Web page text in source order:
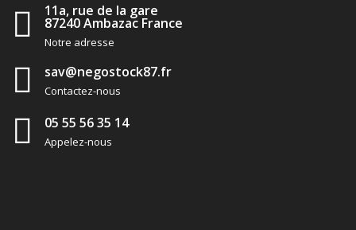
11a, rue de la gare
87240 Ambazac France
Notre adresse
sav@negostock87.fr
Contactez-nous
05 55 56 35 14
Appelez-nous